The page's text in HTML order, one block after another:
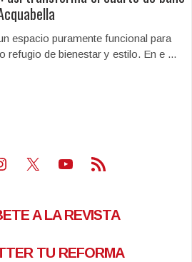
espacio puramente funcional para
refugio de bienestar y estilo. En e ...
X Youtube
Feed RSS
A LA REVISTA
TU REFORMA